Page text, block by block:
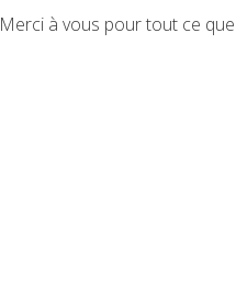
Merci à vous pour tout ce